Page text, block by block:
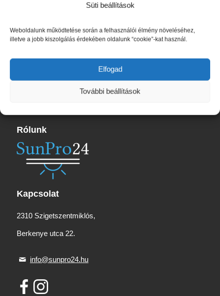
Süti beállítások
Weboldalunk működtetése során a felhasználói élmény növeléséhez,
illetve a jobb kiszolgálás érdekében oldalunk “cookie”-kat használ.
Elfogad
További beállítások
Függöny Rövidítő Szalag Varrógép
2 990Ft
Original
price
1 990FtCurrent
price
Rólunk
Kapcsolat
2310 Szigetszentmiklós,
Berkenye utca 22.
info@sunpro24.hu